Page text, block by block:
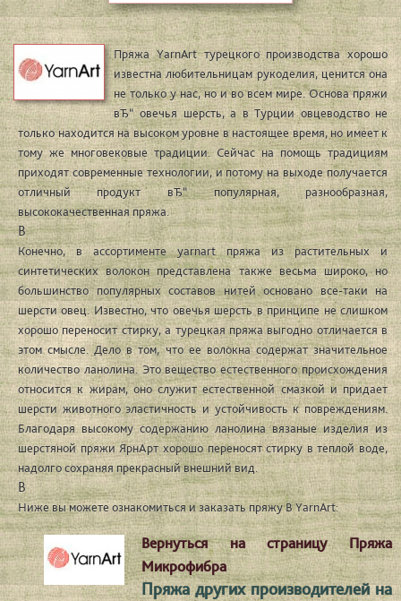
Пряжа YarnArt турецкого производства хорошо
известна любительницам рукоделия, ценится она
не только у нас, но и во всем мире. Основа пряжи
вЂ“ овечья шерсть, а в Турции овцеводство не
только находится на высоком уровне в настоящее время, но имеет к
тому же многовековые традиции. Сейчас на помощь традициям
приходят современные технологии, и потому на выходе получается
отличный продукт вЂ“ популярная, разнообразная,
высококачественная пряжа.
В
Конечно, в ассортименте yarnart пряжа из растительных и
синтетических волокон представлена также весьма широко, но
большинство популярных составов нитей основано все-таки на
шерсти овец. Известно, что овечья шерсть в принципе не слишком
хорошо переносит стирку, а турецкая пряжа выгодно отличается в
этом смысле. Дело в том, что ее волокна содержат значительное
количество ланолина. Это вещество естественного происхождения
относится к жирам, оно служит естественной смазкой и придает
шерсти животного эластичность и устойчивость к повреждениям.
Благодаря высокому содержанию ланолина вязаные изделия из
шерстяной пряжи ЯрнАрт хорошо переносят стирку в теплой воде,
надолго сохраняя прекрасный внешний вид.
В
Ниже вы можете ознакомиться и заказать пряжу В YarnArt:
Вернуться на страницу Пряжа
Микрофибра
Пряжа других производителей на